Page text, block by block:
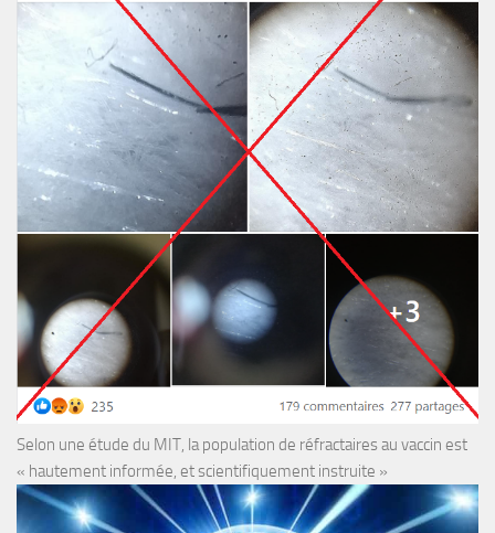
Selon une étude du MIT, la population de réfractaires au vaccin est
« hautement informée, et scientifiquement instruite »